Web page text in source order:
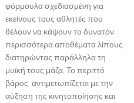
φόρμουλα σχεδιασμένη για
εκείνους τους αθλητές που
θέλουν να κάψουν το δυνατόν
περισσότερα αποθέματα λίπους
διατηρώντας παράλληλα τη
μυϊκή τους μάζα. Το περιττό
βάρος αντιμετωπίζεται με την
αύξηση της κινητοποίησης και